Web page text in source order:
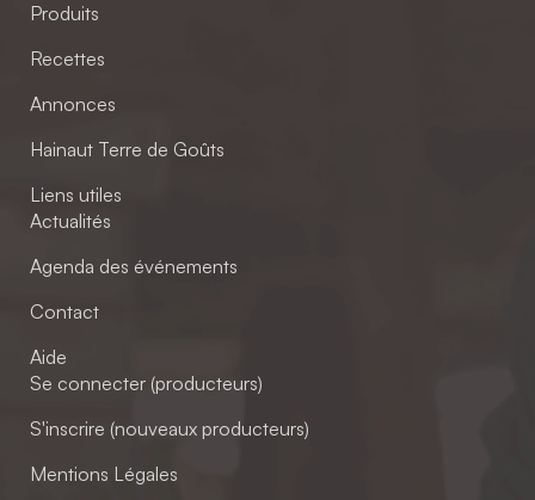
Produits
Recettes
Annonces
Hainaut Terre de Goûts
Liens utiles
Actualités
Agenda des événements
Contact
Aide
Se connecter (producteurs)
S'inscrire (nouveaux producteurs)
Mentions Légales